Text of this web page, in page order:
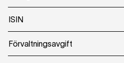
ISIN
Förvaltningsavgift